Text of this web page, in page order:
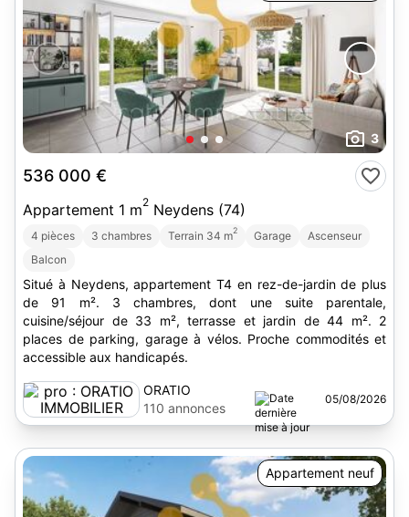
3
536 000 €
Appartement 1 m2 Neydens (74)
4 pièces 3 chambres Terrain 34 m2 Garage
Ascenseur
Balcon
Situé à Neydens, appartement T4 en rez-de-jardin de plus
de 91 m². 3 chambres, dont une suite parentale,
cuisine/séjour de 33 m², terrasse et jardin de 44 m². 2
places de parking, garage à vélos. Proche commodités et
accessible aux handicapés.
ORATIO
IMMOBILIER
110 annonces
05/08/2026
Appartement neuf